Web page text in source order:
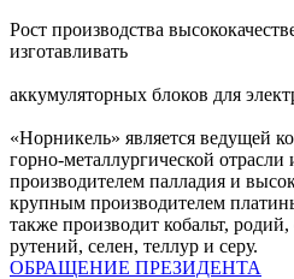
Рост производства
изготавливать
аккумуляторных блоков для
«Норникель» является ведущей
горно-металлургической
производителем палладия и
крупным производителем
также производит кобальт,
рутений, селен, теллур и серу.
ОБРАЩЕНИЕ ПРЕЗИДЕНТА